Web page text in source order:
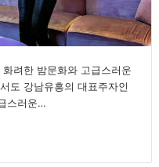
려한 밤문화와 고급스러운
도 강남유흥의 대표주자인
스러운…